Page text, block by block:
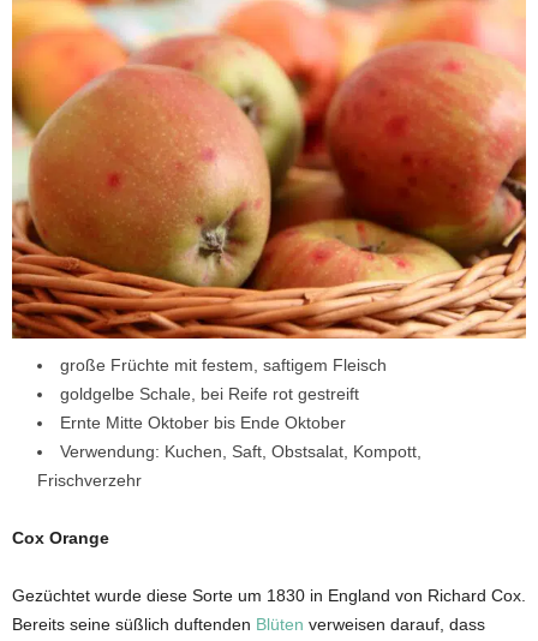
große Früchte mit festem, saftigem Fleisch
goldgelbe Schale, bei Reife rot gestreift
Ernte Mitte Oktober bis Ende Oktober
Verwendung: Kuchen, Saft, Obstsalat, Kompott,
Frischverzehr
Cox Orange
Gezüchtet wurde diese Sorte um 1830 in England von Richard Cox.
Bereits seine süßlich duftenden Blüten verweisen darauf, dass